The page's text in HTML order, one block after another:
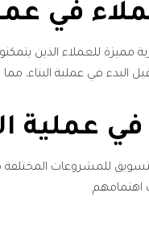
مميزة للعملاء الذين
البدء في عملية البناء،
التسويق للمشروعات
اهتمامهم.